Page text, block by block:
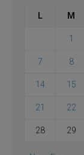
L M
1
7 8
14 15
21 22
28 29